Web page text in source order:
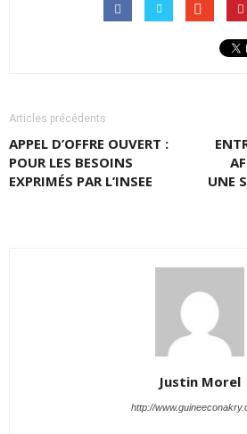
Articles précédents
APPEL D’OFFRE OUVERT :
POUR LES BESOINS
EXPRIMÉS PAR L’INSEE
UNE
Justin Morel
http://